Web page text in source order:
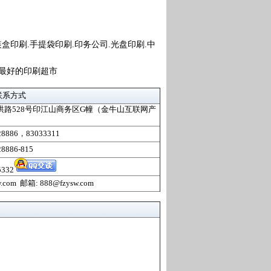
印刷.手提袋印刷.印务公司.光盘印刷.中
好的印刷超市
系方式
路528号印江山商务区G幢（金牛山互联网产
，83033311
815
邮箱: 888@fzysw.com